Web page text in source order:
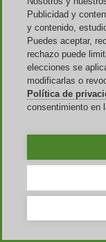
conmutadores de
¿Dónde
Asus?
Encontrar un código
aportará los mejores
sitio webde la tienda,
se facilita una
para que los clientes
Otra forma de
portátiles o teléfonos
y recibir
de la tienda online.
Publicidad y
y contenido,
Puedes aceptar,
rechazo puede
elecciones se
modificarlas o
Política de
consentimiento en